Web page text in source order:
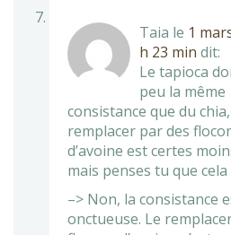
Taia le 1
h 23 min dit:
Le tapioca
peu la même
consistance que du
remplacer par des
d’avoine est certes
mais penses tu que
–> Non, la consistance
onctueuse. Le